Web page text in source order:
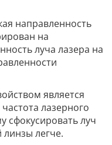
направленность
на
луча лазера на
является
лазерного
сфокусировать луч
легче.